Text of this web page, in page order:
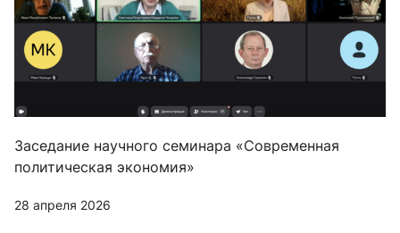
Заседание научного семинара «Современная
политическая экономия»
28 апреля 2026